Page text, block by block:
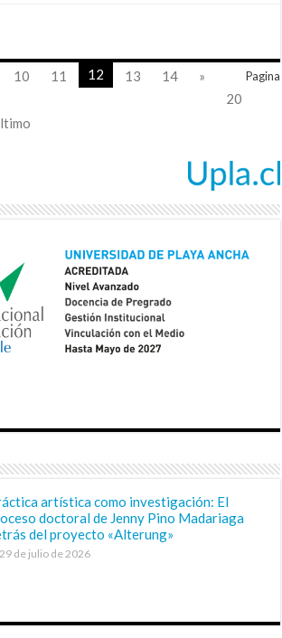
Pagina
10 11 12 13 14
»
20
artística como investigación: El
doctoral de Jenny Pino Madariaga
del proyecto «Alterung»
29 de julio de 2026